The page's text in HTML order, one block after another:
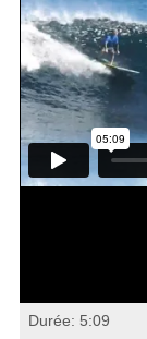
Durée: 5:09